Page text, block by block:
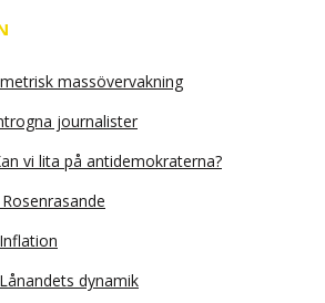
massövervakning
journalister
vi lita på antidemokraterna?
dynamik